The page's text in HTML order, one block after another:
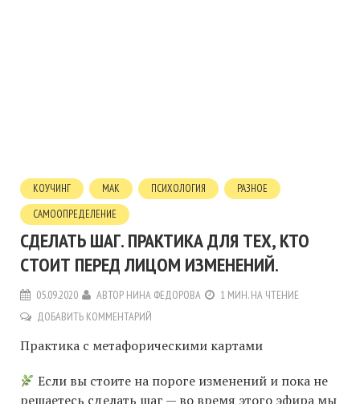
КОУЧИНГ МАК ПСИХОЛОГИЯ
РАЗНОЕ
САМООПРЕДЕЛЕНИЕ
СДЕЛАТЬ ШАГ. ПРАКТИКА ДЛЯ ТЕХ, КТО
СТОИТ ПЕРЕД ЛИЦОМ ИЗМЕНЕНИЙ.
05.09.2020 АВТОР НИНА ФЕДОРОВА
1 МИН. НА ЧТЕНИЕ
ДОБАВИТЬ КОММЕНТАРИЙ
Практика с метафорическими картами
Если вы стоите на пороге изменений и пока не
решаетесь сделать шаг — во время этого эфира мы